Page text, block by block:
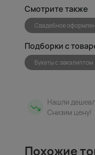
Смотрите также
Свадебное
Подборки с
Букеты с эвкалиптом
Нашли
Снизим цену!
Похожие